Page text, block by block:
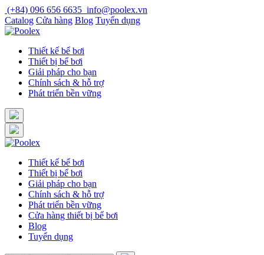
Skip
to
content
(+84) 096 656 6635 info@poolex.vn
Catalog Cửa hàng Blog Tuyển dụng
Thiết kế bể bơi
Thiết bị bể bơi
Giải pháp cho bạn
Chính sách & hỗ trợ
Phát triển bền vững
Thiết kế bể bơi
Thiết bị bể bơi
Giải pháp cho bạn
Chính sách & hỗ trợ
Phát triển bền vững
Cửa hàng thiết bị bể bơi
Blog
Tuyển dụng